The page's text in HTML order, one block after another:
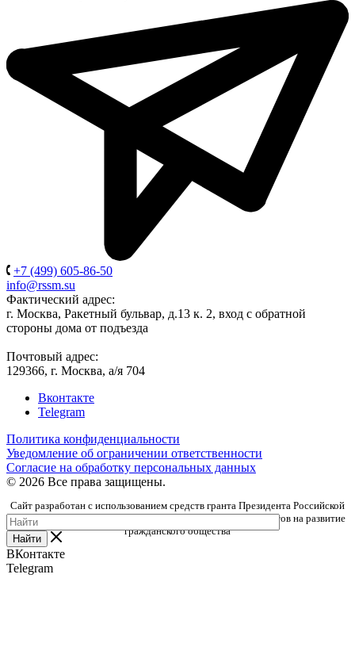
+7 (499) 605-86-50
info@rssm.su
Фактический адрес:
г. Москва, Ракетный бульвар, д.13 к. 2, вход с обратной
стороны дома от подъезда
Почтовый адрес:
129366, г. Москва, а/я 704
Вконтакте
Telegram
Политика конфиденциальности
Уведомление об ограничении ответственности
Согласие на обработку персональных данных
© 2026 Все права защищены.
Сайт разработан с использованием средств гранта Президента Российской
Федерации, предоставленного Фондом президентских грантов на развитие
гражданского общества
Найти
ВКонтакте
Telegram